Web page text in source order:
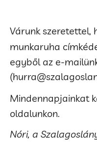
Várunk szeretettel,
munkaruha
egyből az e-
Mindennapjainkat
oldalunkon.
Nóri, a